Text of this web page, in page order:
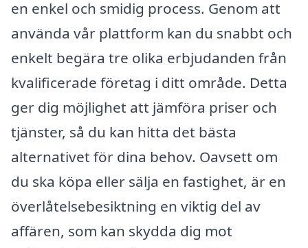
en enkel och smidig process. Genom att
använda vår plattform kan du snabbt och
enkelt begära tre olika erbjudanden från
kvalificerade företag i ditt område. Detta
ger dig möjlighet att jämföra priser och
tjänster, så du kan hitta det bästa
alternativet för dina behov. Oavsett om
du ska köpa eller sälja en fastighet, är en
överlåtelsebesiktning en viktig del av
affären, som kan skydda dig mot